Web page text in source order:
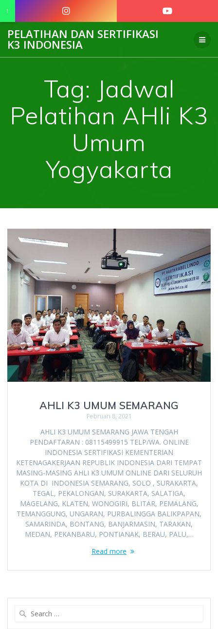
to
PELATIHAN DAN SERTIFIKASI
K3 INDONESIA
Tag: Jadwal
Pelatihan AHli K3
Umum
Yogyakarta
AHLI K3 UMUM SEMARANG
Februari 8, 2021
AHLI K3 UMUM SEMARANG JAWA TENGAH
PENDAFTARAN : 08115499915 TELP/WA. ONLINE
INDONESIA SERTIFIKASI KEMENTERIAN
KETENAGAKERJAAN REPUBLIK INDONESIA DARI TEMPAT
MASING-MASING AHLI K3 UMUM ONLINE DARI SELURUH
KOTA DI INDONESIA SEMARANG, SOLO , SURAKARTA,
TEGAL, PEKALONGAN, SURAKARTA, SALATIGA,
MAGELANG, KLATEN, WONOGIRI, BLITAR, PEMALANG,
TEMANGGUNG, UNGARAN, PURBALINGGA BALIKPAPAN,
SAMARINDA, BONTANG, BANJARMASIN, TARAKAN,
MEDAN, PEKANBARU, PONTIANAK, BERAU, PALU,…
Read more
↑